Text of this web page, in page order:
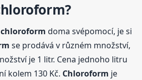
?
chloroform doma svépomocí, je si
se prodává v různém množství,
je 1 litr. Cena jednoho litru
kolem 130 Kč. Chloroform je